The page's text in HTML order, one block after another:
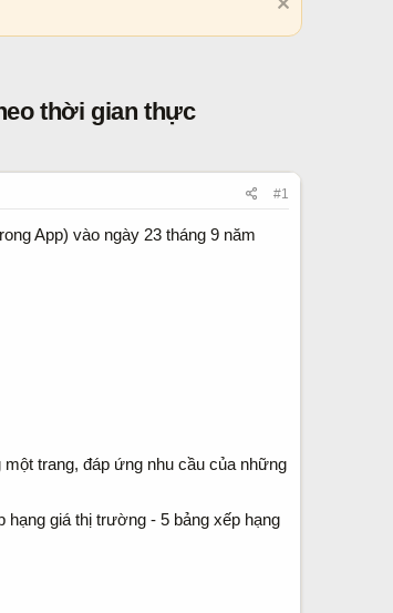
thời gian thực
#1
App) vào ngày 23 tháng 9 năm
trang, đáp ứng nhu cầu của những
giá thị trường - 5 bảng xếp hạng